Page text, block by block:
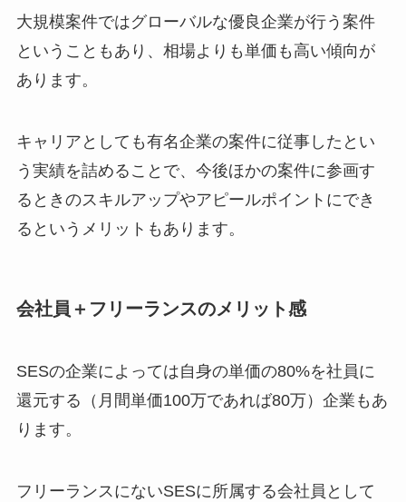
大規模案件ではグローバルな優良企業が行う案件
ということもあり、相場よりも単価も高い傾向が
あります。
キャリアとしても有名企業の案件に従事したとい
う実績を詰めることで、今後ほかの案件に参画す
るときのスキルアップやアピールポイントにでき
るというメリットもあります。
会社員＋フリーランスのメリット感
SESの企業によっては自身の単価の80%を社員に
還元する（月間単価100万であれば80万）企業もあ
ります。
フリーランスにないSESに所属する会社員として